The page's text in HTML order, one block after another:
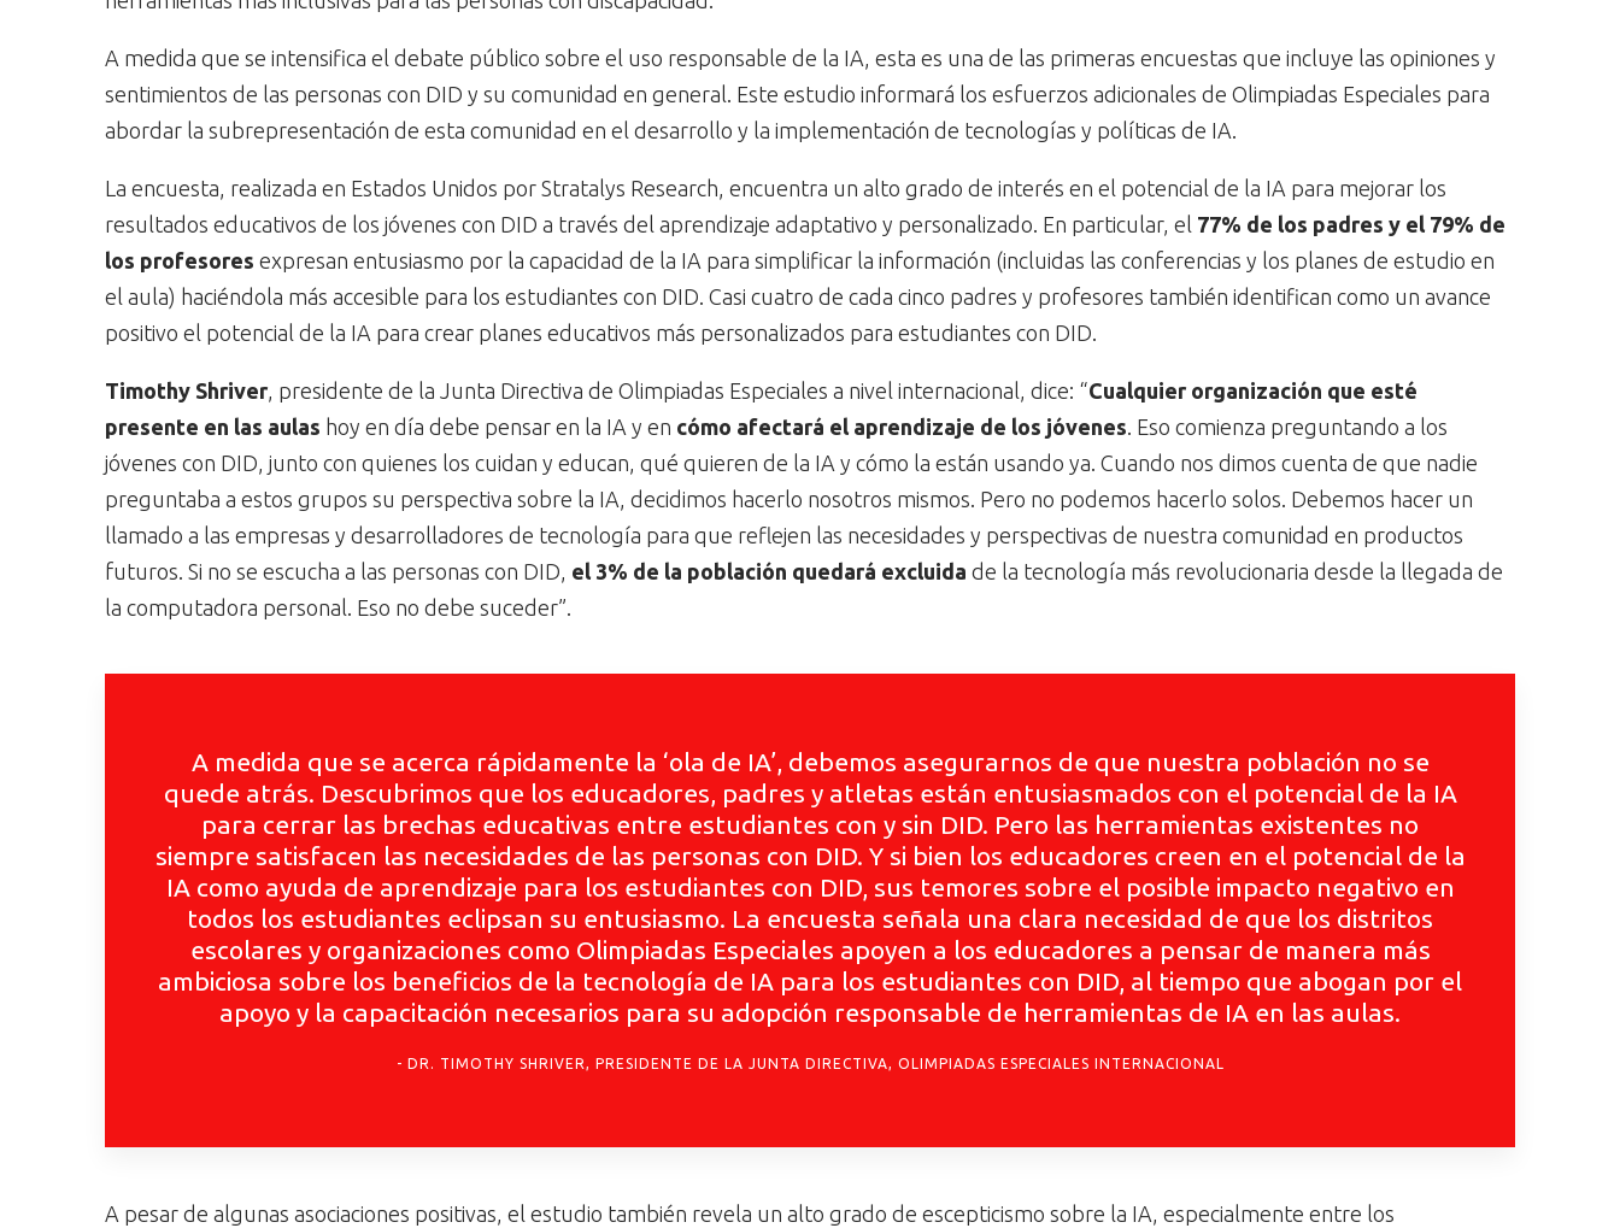
A medida que se intensifica el debate público sobre el uso responsable de la IA, esta es una de las primeras encuestas que incluye las opiniones y
sentimientos de las personas con DID y su comunidad en general. Este estudio informará los esfuerzos adicionales de Olimpiadas Especiales para
abordar la subrepresentación de esta comunidad en el desarrollo y la implementación de tecnologías y políticas de IA.
La encuesta, realizada en Estados Unidos por Stratalys Research, encuentra un alto grado de interés en el potencial de la IA para mejorar los
resultados educativos de los jóvenes con DID a través del aprendizaje adaptativo y personalizado. En particular, el 77% de los padres y el 79% de
los profesores expresan entusiasmo por la capacidad de la IA para simplificar la información (incluidas las conferencias y los planes de estudio en
el aula) haciéndola más accesible para los estudiantes con DID. Casi cuatro de cada cinco padres y profesores también identifican como un avance
positivo el potencial de la IA para crear planes educativos más personalizados para estudiantes con DID.
Timothy Shriver, presidente de la Junta Directiva de Olimpiadas Especiales a nivel internacional, dice: “Cualquier organización que esté
presente en las aulas hoy en día debe pensar en la IA y en cómo afectará el aprendizaje de los jóvenes. Eso comienza preguntando a los
jóvenes con DID, junto con quienes los cuidan y educan, qué quieren de la IA y cómo la están usando ya. Cuando nos dimos cuenta de que nadie
preguntaba a estos grupos su perspectiva sobre la IA, decidimos hacerlo nosotros mismos. Pero no podemos hacerlo solos. Debemos hacer un
llamado a las empresas y desarrolladores de tecnología para que reflejen las necesidades y perspectivas de nuestra comunidad en productos
futuros. Si no se escucha a las personas con DID, el 3% de la población quedará excluida de la tecnología más revolucionaria desde la llegada de
la computadora personal. Eso no debe suceder”.
A medida que se acerca rápidamente la ‘ola de IA’, debemos asegurarnos de que nuestra población no se
quede atrás. Descubrimos que los educadores, padres y atletas están entusiasmados con el potencial de la IA
para cerrar las brechas educativas entre estudiantes con y sin DID. Pero las herramientas existentes no
siempre satisfacen las necesidades de las personas con DID. Y si bien los educadores creen en el potencial de la
IA como ayuda de aprendizaje para los estudiantes con DID, sus temores sobre el posible impacto negativo en
todos los estudiantes eclipsan su entusiasmo. La encuesta señala una clara necesidad de que los distritos
escolares y organizaciones como Olimpiadas Especiales apoyen a los educadores a pensar de manera más
ambiciosa sobre los beneficios de la tecnología de IA para los estudiantes con DID, al tiempo que abogan por el
apoyo y la capacitación necesarios para su adopción responsable de herramientas de IA en las aulas.
DR. TIMOTHY SHRIVER, PRESIDENTE DE LA JUNTA DIRECTIVA, OLIMPIADAS ESPECIALES INTERNACIONAL
A pesar de algunas asociaciones positivas, el estudio también revela un alto grado de escepticismo sobre la IA, especialmente entre los